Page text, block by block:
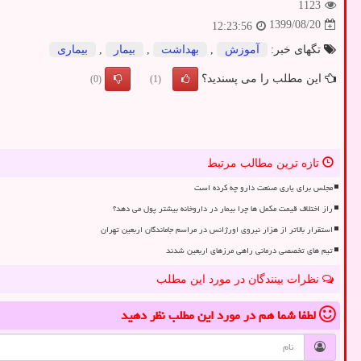
1123
1399/08/20
12:23:56
تگهای خبر:
آموزش بهداشت بیمار بیماری
این مطلب را می پسندید؟ (1)
(0)
تازه ترین مطالب مرتبط
مجلس برای یاری صنعت دارو چه کرده است
راز اختلاف قیمت مکمل ها چرا بیمار در داروخانه بیشتر پول می دهد؟
استقرار بالاتر از هزار نیروی اورژانس در مراسم جاماندگان اربعین تهران
تیم های تخصصی درمانی راهی مرزهای اربعین شدند
نظرات بینندگان در مورد این مطلب
لطفا شما همدر مورد این مطلبنظر دهید